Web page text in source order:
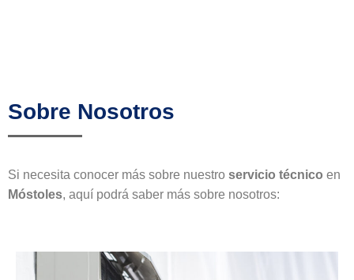
Sobre Nosotros
Si necesita conocer más sobre nuestro servicio técnico en
Móstoles, aquí podrá saber más sobre nosotros: